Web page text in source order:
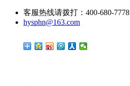
客服热线请拨打：400-680-7778
hysphn@163.com